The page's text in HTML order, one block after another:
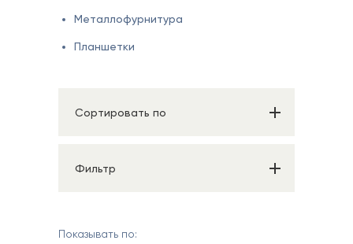
Металлофурнитура
Планшетки
Сортировать по
Фильтр
Показывать по: